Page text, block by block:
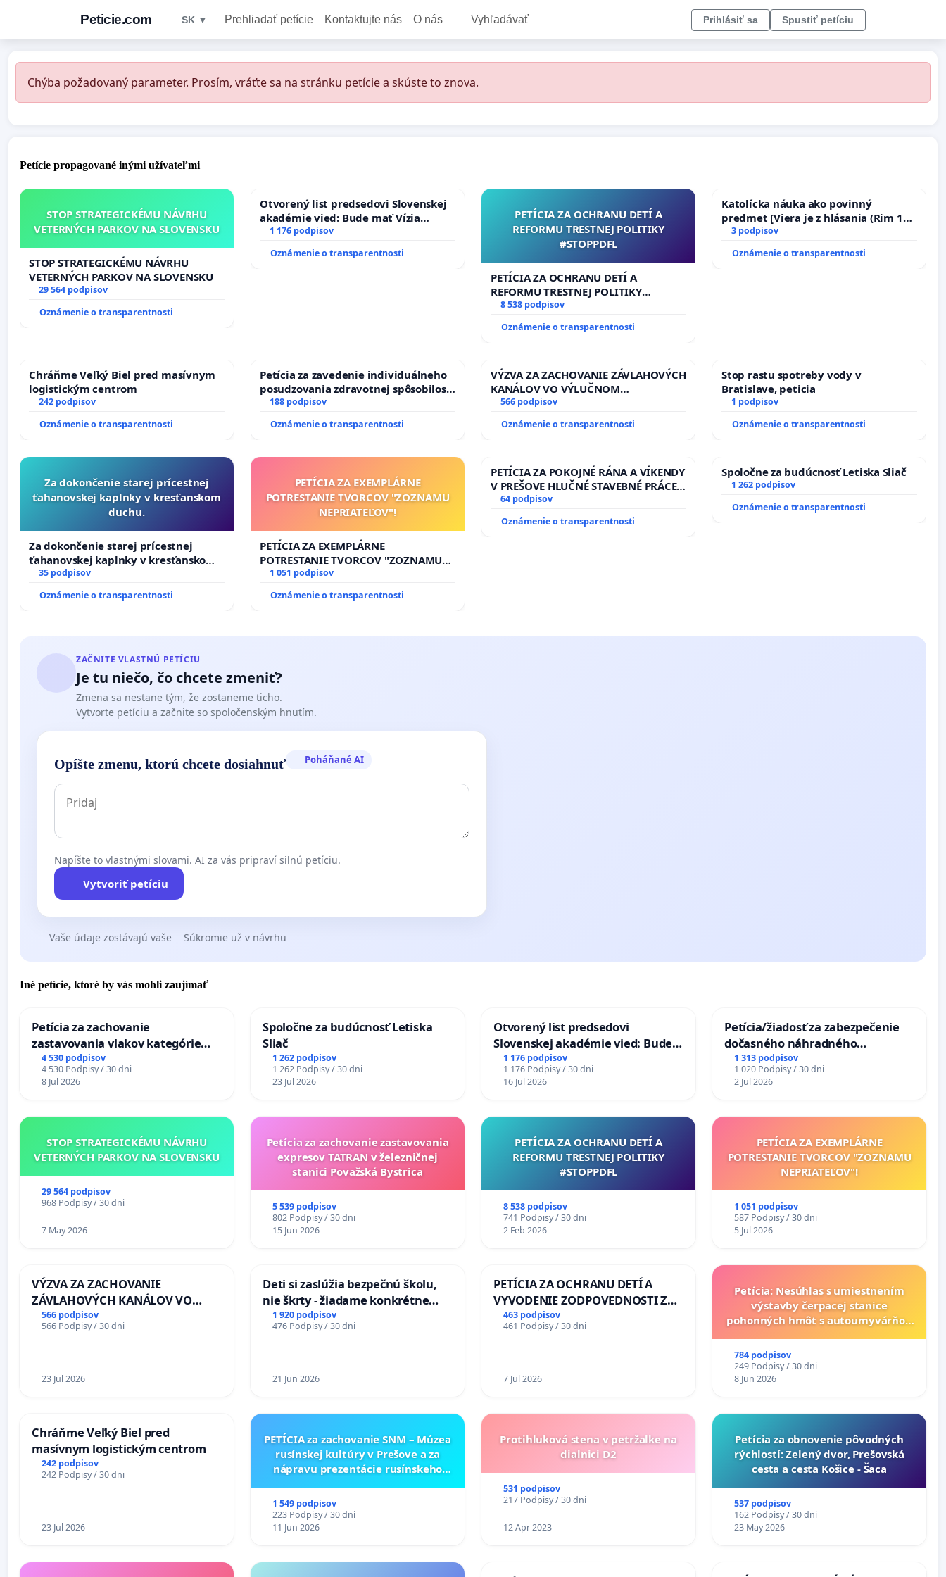
Peticie.com SK ▼ Prehliadať petície Kontaktujte nás O nás Vyhľadávať Prihlásiť sa Spustiť petíciu
Chýba požadovaný parameter. Prosím, vráťte sa na stránku petície a skúste to znova.
Petície propagované inými užívateľmi
STOP STRATEGICKÉMU NÁVRHU
VETERNÝCH PARKOV NA SLOVENSKU
STOP STRATEGICKÉMU NÁVRHU
VETERNÝCH PARKOV NA SLOVENSKU
29 564 podpisov
Oznámenie o transparentnosti
Otvorený list predsedovi Slovenskej
akadémie vied: Bude mať Vízia
Slovenska 2040 mravnú chrbticu?
1 176 podpisov
Oznámenie o transparentnosti
PETÍCIA ZA OCHRANU DETÍ A
REFORMU TRESTNEJ POLITIKY
#STOPPDFL
PETÍCIA ZA OCHRANU DETÍ A
REFORMU TRESTNEJ POLITIKY
#STOPPDFL
8 538 podpisov
Oznámenie o transparentnosti
Katolícka náuka ako povinný
predmet [Viera je z hlásania (Rim 10,
17)]
3 podpisov
Oznámenie o transparentnosti
Chráňme Veľký Biel pred masívnym
logistickým centrom
242 podpisov
Oznámenie o transparentnosti
Petícia za zavedenie individuálneho
posudzovania zdravotnej spôsobilosti
osôb s diabetom 1. a 2. typu pri
prijímaní do Policajného zboru SR
188 podpisov
Oznámenie o transparentnosti
VÝZVA ZA ZACHOVANIE ZÁVLAHOVÝCH
KANÁLOV VO VÝLUČNOM
VLASTNÍCTVE A POD KONTROLOU
SLOVENSKEJ REPUBLIKY & žiadosť na
riešenie zanedbaného stavu
566 podpisov
Oznámenie o transparentnosti
Stop rastu spotreby vody v
Bratislave, peticia
1 podpisov
Oznámenie o transparentnosti
Za dokončenie starej prícestnej
ťahanovskej kaplnky v kresťanskom
duchu.
Za dokončenie starej prícestnej
ťahanovskej kaplnky v kresťanskom
duchu.
35 podpisov
Oznámenie o transparentnosti
PETÍCIA ZA EXEMPLÁRNE
POTRESTANIE TVORCOV "ZOZNAMU
NEPRIATEĽOV"!
PETÍCIA ZA EXEMPLÁRNE
POTRESTANIE TVORCOV "ZOZNAMU
NEPRIATEĽOV"!
1 051 podpisov
Oznámenie o transparentnosti
PETÍCIA ZA POKOJNÉ RÁNA A VÍKENDY
V PREŠOVE HLUČNÉ STAVEBNÉ PRÁCE
V SOBOTU LEN OD 9.00 DO 13.00
HOD., CEZ PRACOVNÝ TÝŽDEŇ CIEĽ
8.00 – 18.00 HOD. A PRAVIDELNÁ
64 podpisov
Oznámenie o transparentnosti
Spoločne za budúcnosť Letiska Sliač
1 262 podpisov
Oznámenie o transparentnosti
ZAČNITE VLASTNÚ PETÍCIU
Je tu niečo, čo chcete zmeniť?
Zmena sa nestane tým, že zostaneme ticho.
Vytvorte petíciu a začnite so spoločenským hnutím.
Opíšte zmenu, ktorú chcete dosiahnuť Poháňané AI
Napíšte to vlastnými slovami. AI za vás pripraví silnú petíciu.
Vytvoriť petíciu
Vaše údaje zostávajú vaše Súkromie už v návrhu
Iné petície, ktoré by vás mohli zaujímať
Petícia za zachovanie
zastavovania vlakov kategórie
Expres (Ex) TATRAN v železničnej
stanici Púchov
4 530 podpisov
4 530 Podpisy / 30 dni
8 Jul 2026
Spoločne za budúcnosť Letiska
Sliač
1 262 podpisov
1 262 Podpisy / 30 dni
23 Jul 2026
Otvorený list predsedovi
Slovenskej akadémie vied: Bude
mať Vízia Slovenska 2040 mravnú
chrbticu?
1 176 podpisov
1 176 Podpisy / 30 dni
16 Jul 2026
Petícia/žiadosť za zabezpečenie
dočasného náhradného
premostenia Váhu počas úplnej
uzávery Vážskeho mosta v
Komárne
1 313 podpisov
1 020 Podpisy / 30 dni
2 Jul 2026
STOP STRATEGICKÉMU NÁVRHU
VETERNÝCH PARKOV NA SLOVENSKU
29 564 podpisov
968 Podpisy / 30 dni
7 May 2026
Petícia za zachovanie zastavovania
expresov TATRAN v železničnej
stanici Považská Bystrica
5 539 podpisov
802 Podpisy / 30 dni
15 Jun 2026
PETÍCIA ZA OCHRANU DETÍ A
REFORMU TRESTNEJ POLITIKY
#STOPPDFL
8 538 podpisov
741 Podpisy / 30 dni
2 Feb 2026
PETÍCIA ZA EXEMPLÁRNE
POTRESTANIE TVORCOV "ZOZNAMU
NEPRIATEĽOV"!
1 051 podpisov
587 Podpisy / 30 dni
5 Jul 2026
VÝZVA ZA ZACHOVANIE
ZÁVLAHOVÝCH KANÁLOV VO
VÝLUČNOM VLASTNÍCTVE A POD
KONTROLOU SLOVENSKEJ
a odvodňovacích kanálov na
566 podpisov
566 Podpisy / 30 dni
23 Jul 2026
Deti si zaslúžia bezpečnú školu,
nie škrty - žiadame konkrétne
opatrenia na zlepšenie situácie v
školstve
1 920 podpisov
476 Podpisy / 30 dni
21 Jun 2026
PETÍCIA ZA OCHRANU DETÍ A
VYVODENIE ZODPOVEDNOSTI ZA
DLHOROČNÚ NEČINNOSŤ A
ZLYHANIE ŠTÁTU
463 podpisov
461 Podpisy / 30 dni
7 Jul 2026
Petícia: Nesúhlas s umiestnením
výstavby čerpacej stanice
pohonných hmôt s autoumyvárňou
Grob - Čierna Voda
784 podpisov
249 Podpisy / 30 dni
8 Jun 2026
Chráňme Veľký Biel pred
masívnym logistickým centrom
242 podpisov
242 Podpisy / 30 dni
23 Jul 2026
PETÍCIA za zachovanie SNM – Múzea
rusínskej kultúry v Prešove a za
nápravu prezentácie rusínskeho
Múzeu ukrajinskej kultúry vo
Svidníku
1 549 podpisov
223 Podpisy / 30 dni
11 Jun 2026
Protihluková stena v petržalke na
dialnici D2
531 podpisov
217 Podpisy / 30 dni
12 Apr 2023
​Petícia za obnovenie pôvodných
rýchlostí: Zelený dvor, Prešovská
cesta a cesta Košice - Šaca
537 podpisov
162 Podpisy / 30 dni
23 May 2026